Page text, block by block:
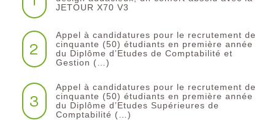
JETOUR X70 V3
2
Appel à candidatures pour le recrutement de
cinquante (50) étudiants en première année
du Diplôme d’Etudes de Comptabilité et
Gestion (…)
3
Appel à candidatures pour le recrutement de
cinquante (50) étudiants en première année
du Diplôme d’Etudes Supérieures de
Comptabilité (…)